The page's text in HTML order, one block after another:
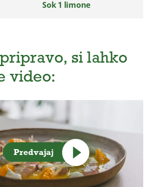
Sok 1 limone
si lahko
video:
Predvajaj